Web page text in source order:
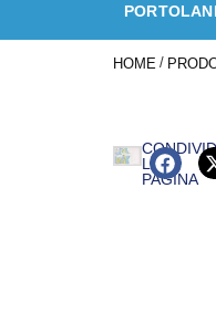
PORTOLANI
HOME /
LA
PAGINA